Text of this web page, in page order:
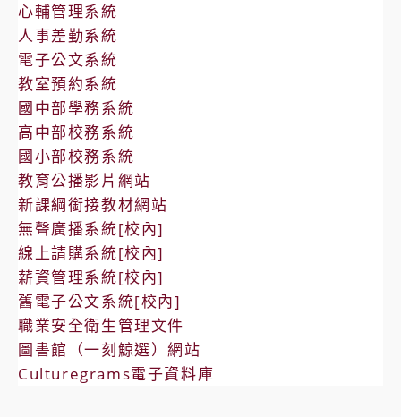
心輔管理系統
人事差勤系統
電子公文系統
教室預約系統
國中部學務系統
高中部校務系統
國小部校務系統
教育公播影片網站
新課綱銜接教材網站
無聲廣播系統[校內]
線上請購系統[校內]
薪資管理系統[校內]
舊電子公文系統[校內]
職業安全衛生管理文件
圖書館（一刻鯨選）網站
Culturegrams電子資料庫